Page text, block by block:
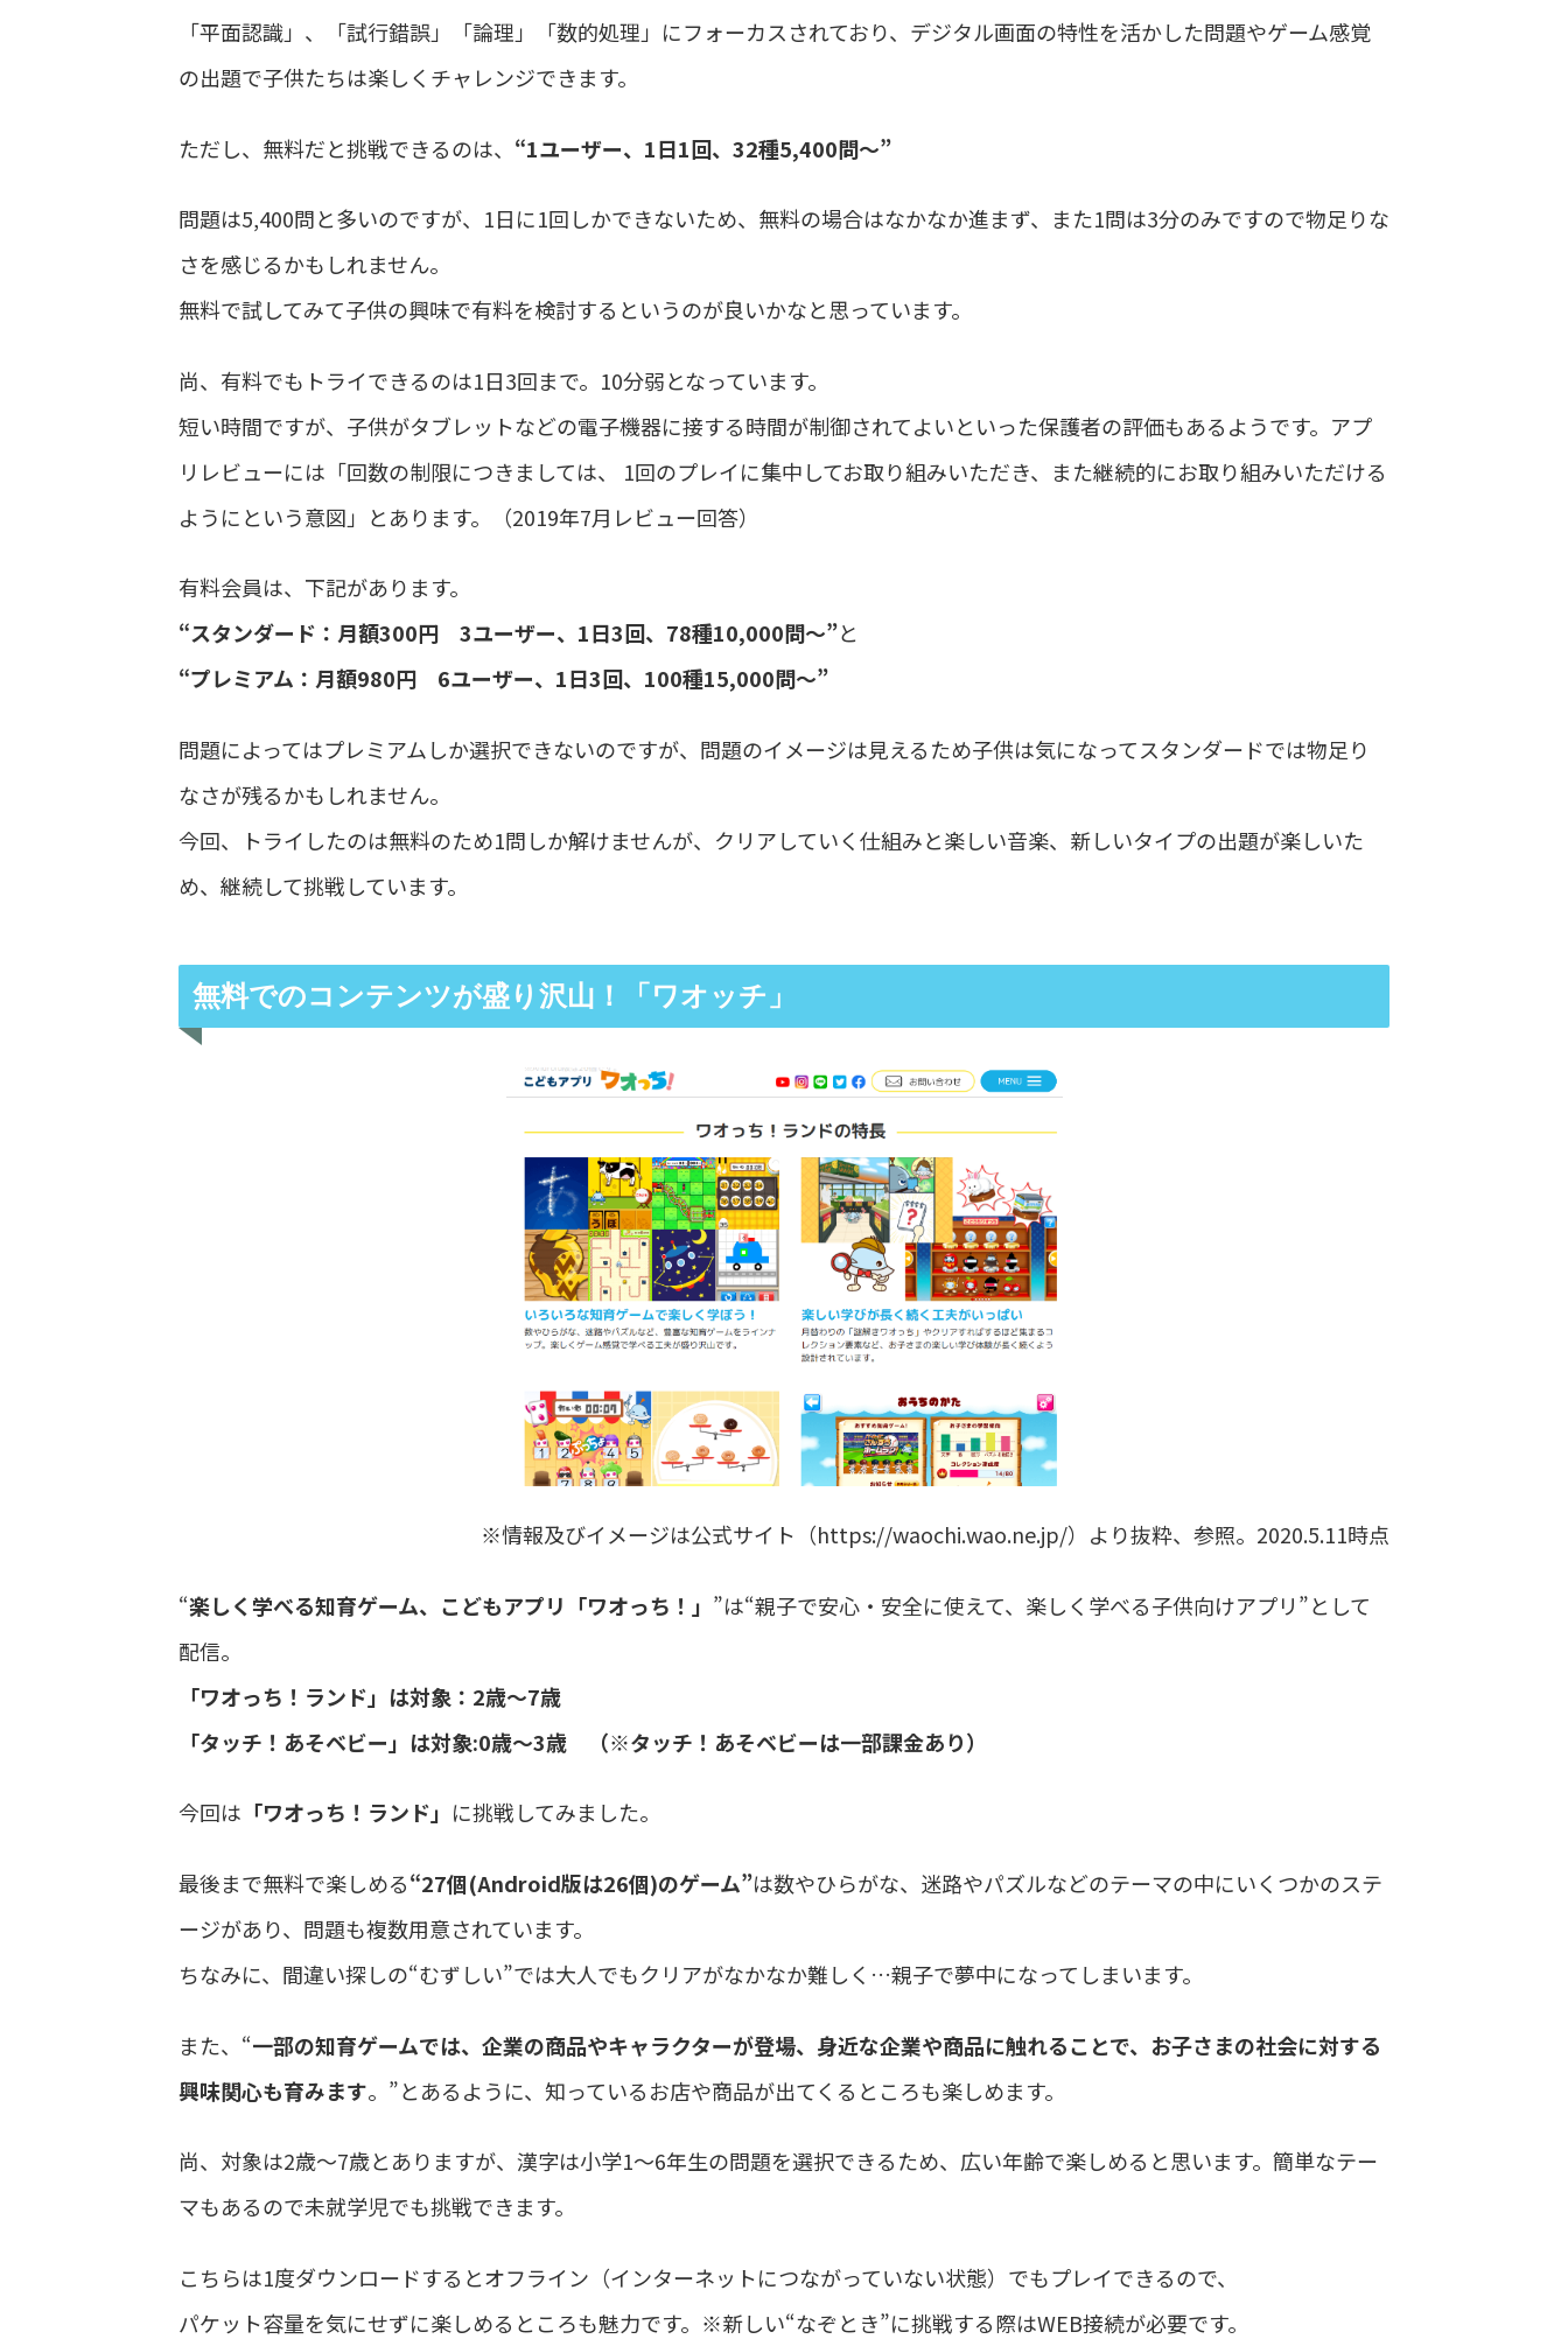
「平面認識」、「試行錯誤」「論理」「数的処理」にフォーカスされており、デジタル画面の特性を活かした問題やゲーム感覚
の出題で子供たちは楽しくチャレンジできます。
ただし、無料だと挑戦できるのは、 “1ユーザー、1日1回、32種5,400問〜”
問題は5,400問と多いのですが、1日に1回しかできないため、無料の場合はなかなか進まず、また1問は3分のみですので物足りな
さを感じるかもしれません。
無料で試してみて子供の興味で有料を検討するというのが良いかなと思っています。
尚、有料でもトライできるのは1日3回まで。10分弱となっています。
短い時間ですが、子供がタブレットなどの電子機器に接する時間が制御されてよいといった保護者の評価もあるようです。アプ
リレビューには「回数の制限につきましては、 1回のプレイに集中してお取り組みいただき、また継続的にお取り組みいただける
ようにという意図」とあります。（2019年7月レビュー回答）
有料会員は、下記があります。
“スタンダード：月額300円 3ユーザー、1日3回、78種10,000問〜”と
“プレミアム：月額980円 6ユーザー、1日3回、100種15,000問〜”
問題によってはプレミアムしか選択できないのですが、問題のイメージは見えるため子供は気になってスタンダードでは物足り
なさが残るかもしれません。
今回、トライしたのは無料のため1問しか解けませんが、クリアしていく仕組みと楽しい音楽、新しいタイプの出題が楽しいた
め、継続して挑戦しています。
無料でのコンテンツが盛り沢山！「ワオッチ」
※情報及びイメージは公式サイト（https://waochi.wao.ne.jp/）より抜粋、参照。2020.5.11時点
“楽しく学べる知育ゲーム、こどもアプリ「ワオっち！」 ”は“親子で安心・安全に使えて、楽しく学べる子供向けアプリ”として
配信。
「ワオっち！ランド」は対象：2歳～7歳
「タッチ！あそベビー」は対象:0歳～3歳 （※タッチ！あそベビーは一部課金あり）
今回は 「ワオっち！ランド」 に挑戦してみました。
最後まで無料で楽しめる“27個(Android版は26個)のゲーム”は数やひらがな、迷路やパズルなどのテーマの中にいくつかのステ
ージがあり、問題も複数用意されています。
ちなみに、間違い探しの“むずしい”では大人でもクリアがなかなか難しく…親子で夢中になってしまいます。
また、“一部の知育ゲームでは、企業の商品やキャラクターが登場、身近な企業や商品に触れることで、お子さまの社会に対する
興味関心も育みます。”とあるように、知っているお店や商品が出てくるところも楽しめます。
尚、対象は2歳～7歳とありますが、漢字は小学1～6年生の問題を選択できるため、広い年齢で楽しめると思います。簡単なテー
マもあるので未就学児でも挑戦できます。
こちらは1度ダウンロードするとオフライン（インターネットにつながっていない状態）でもプレイできるので、
パケット容量を気にせずに楽しめるところも魅力です。※新しい“なぞとき”に挑戦する際はWEB接続が必要です。